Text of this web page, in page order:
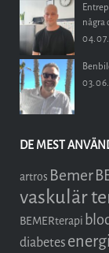
några
DE MEST
artros Bemer
vaskulär
BEMERterapi
diabetesenergi